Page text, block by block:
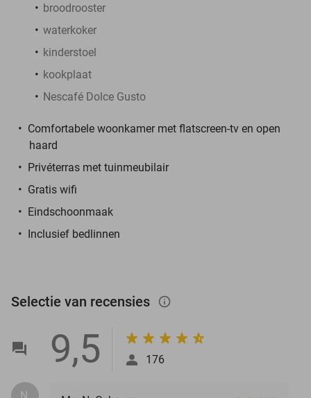
broodrooster
waterkoker
kinderstoel
kookplaat
Nescafé Dolce Gusto
Comfortabele woonkamer met flatscreen-tv en open
haard
Privéterras met tuinmeubilair
Gratis wifi
Eindschoonmaak
Inclusief bedlinnen
Selectie van recensies info_outlined
9,5 176